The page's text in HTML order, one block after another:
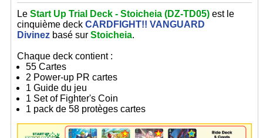
Le Start Up Trial Deck - Stoicheia (DZ-TD05) est le
cinquième deck CARDFIGHT!! VANGUARD
Divinez basé sur Stoicheia.
Chaque deck contient :
55 Cartes
2 Power-up PR cartes
1 Guide du jeu
1 Set of Fighter's Coin
1 pack de 58 protèges cartes